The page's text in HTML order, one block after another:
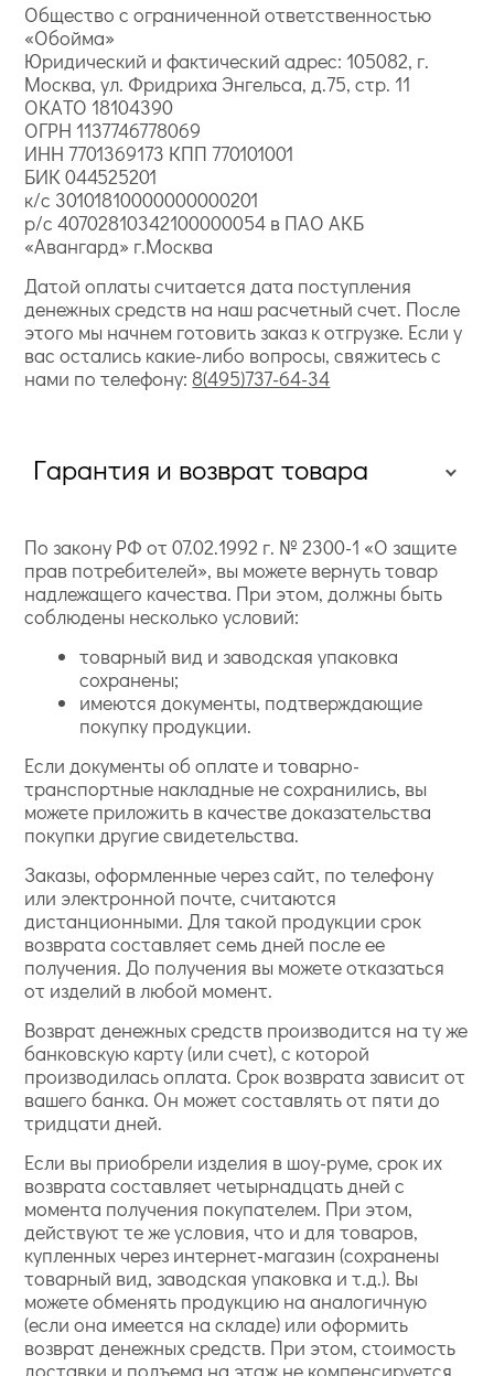
Общество с ограниченной ответственностью
«Обойма»
Юридический и фактический адрес: 105082, г.
Москва, ул. Фридриха Энгельса, д.75, стр. 11
ОКАТО 18104390
ОГРН 1137746778069
ИНН 7701369173 КПП 770101001
БИК 044525201
к/с 30101810000000000201
р/с 40702810342100000054 в ПАО АКБ
«Авангард» г.Москва
Датой оплаты считается дата поступления
денежных средств на наш расчетный счет. После
этого мы начнем готовить заказ к отгрузке. Если у
вас остались какие-либо вопросы, свяжитесь с
нами по телефону: 8(495)737-64-34
Гарантия и возврат товара
По закону РФ от 07.02.1992 г. № 2300-1 «О защите
прав потребителей», вы можете вернуть товар
надлежащего качества. При этом, должны быть
соблюдены несколько условий:
товарный вид и заводская упаковка
сохранены;
имеются документы, подтверждающие
покупку продукции.
Если документы об оплате и товарно-
транспортные накладные не сохранились, вы
можете приложить в качестве доказательства
покупки другие свидетельства.
Заказы, оформленные через сайт, по телефону
или электронной почте, считаются
дистанционными. Для такой продукции срок
возврата составляет семь дней после ее
получения. До получения вы можете отказаться
от изделий в любой момент.
Возврат денежных средств производится на ту же
банковскую карту (или счет), с которой
производилась оплата. Срок возврата зависит от
вашего банка. Он может составлять от пяти до
тридцати дней.
Если вы приобрели изделия в шоу-руме, срок их
возврата составляет четырнадцать дней с
момента получения покупателем. При этом,
действуют те же условия, что и для товаров,
купленных через интернет-магазин (сохранены
товарный вид, заводская упаковка и т.д.). Вы
можете обменять продукцию на аналогичную
(если она имеется на складе) или оформить
возврат денежных средств. При этом, стоимость